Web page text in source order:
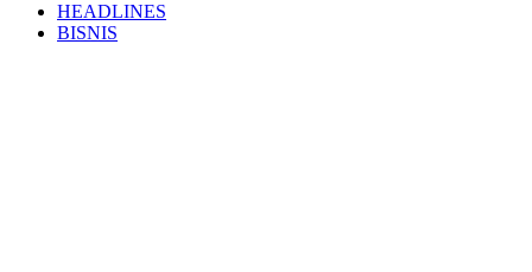
HEADLINES
BISNIS